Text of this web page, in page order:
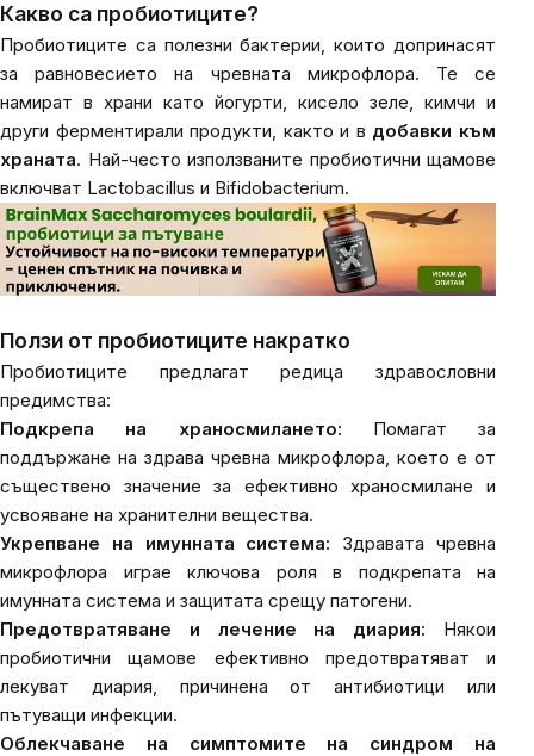
Какво са пробиотиците?
Пробиотиците са полезни бактерии, които допринасят
за равновесието на чревната микрофлора. Те се
намират в храни като йогурти, кисело зеле, кимчи и
други ферментирали продукти, както и в добавки към
храната. Най-често използваните пробиотични щамове
включват Lactobacillus и Bifidobacterium.
Ползи от пробиотиците накратко
Пробиотиците предлагат редица здравословни
предимства:
Подкрепа на храносмилането: Помагат за
поддържане на здрава чревна микрофлора, което е от
съществено значение за ефективно храносмилане и
усвояване на хранителни вещества.
Укрепване на имунната система: Здравата чревна
микрофлора играе ключова роля в подкрепата на
имунната система и защитата срещу патогени.
Предотвратяване и лечение на диария: Някои
пробиотични щамове ефективно предотвратяват и
лекуват диария, причинена от антибиотици или
пътуващи инфекции.
Облекчаване на симптомите на синдром на